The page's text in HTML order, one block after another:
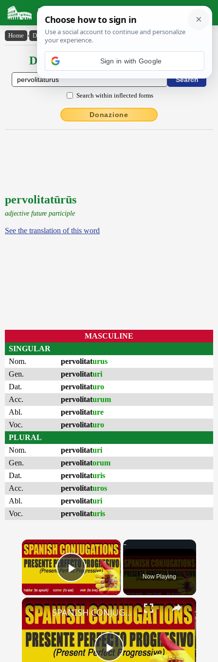
Latin Dictionary
Home › Declensions / Conjugations › pervolitatūrūs
Declensions / Conjugations latin
Search within inflected forms
Donazione
pervolitatūrūs
adjective future participle
See the translation of this word
MASCULINE
SINGULAR
Nom.
pervolitaturus
Gen.
pervolitaturi
Dat.
pervolitaturo
Acc.
pervolitaturum
Abl.
pervolitature
Voc.
pervolitaturo
PLURAL
Nom.
pervolitaturi
Gen.
pervolitatorum
Dat.
pervolitaturis
Acc.
pervolitaturos
Abl.
pervolitaturi
Voc.
pervolitaturis
×
Play Video Now Playing
×
SPANISH CONJUGATIONS: Present Perfect Progressive (Presente Perfecto Progresivo)
Sign in with Google